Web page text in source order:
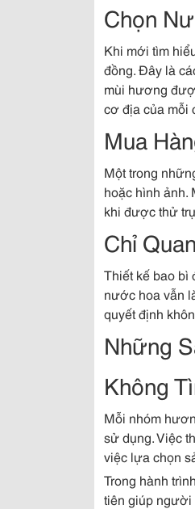
Chọn
Khi mới tìm
đồng. Đây là
mùi hương
cơ địa của mỗi
Mua
Một trong
hoặc hình ảnh.
khi được thử
Chỉ
Thiết kế bao bì
nước hoa vẫn
quyết định
Những
Không
Mỗi nhóm
sử dụng. Việc
việc lựa chọn
Trong hành trình
tiên giúp người